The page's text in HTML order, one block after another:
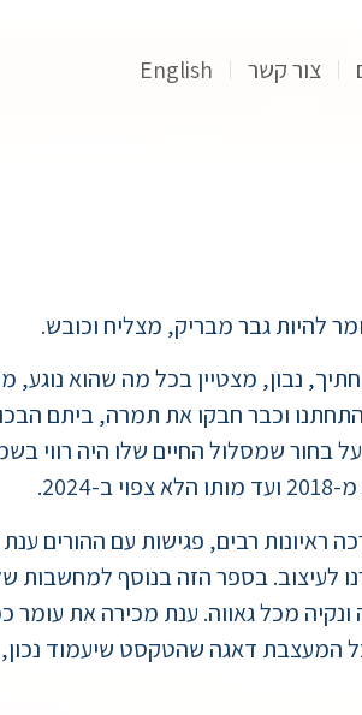
צור קשר English
נבון, מצטיין בכל מה שהוא נוגע,
וכבר חבקו את תמרה, ביתם
בחור שמסלול החיים שלו היה רווי
ראיונות רבים, פגישות עם ההורים ענת
לעיצוב. בספר הזה בנוסף למחשבות
מכל גאווה. ענת מכירה את עומר
המעצבת דאגה שהטקסט שיעמוד